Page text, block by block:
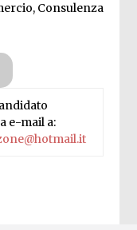
Consulenza
e-mail a: